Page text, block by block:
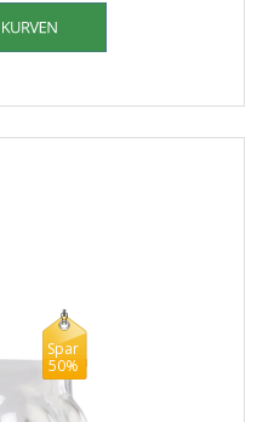
Spar
50%